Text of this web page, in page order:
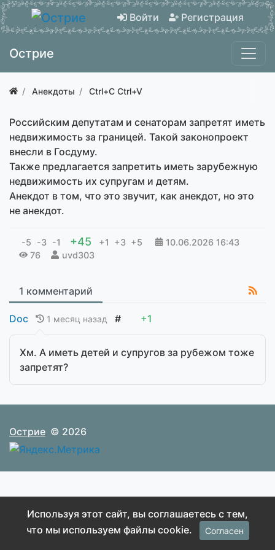
Войти Регистрация
Острие
Анекдоты Ctrl+C Ctrl+V
Российским депутатам и сенаторам запретят иметь
недвижимость за границей. Такой законопроект
внесли в Госдуму.
Также предлагается запретить иметь зарубежную
недвижимость их супругам и детям.
Анекдот в том, что это звучит, как анекдот, но это
не анекдот.
-5 -3 -1 +45 +1 +3 +5 10.06.2026 16:43
76
uvd303
1 комментарий
Doc 1 месяц назад # +1
Хм. А иметь детей и супругов за рубежом тоже
запретят?
Острие © 2026
Используя этот сайт, вы соглашаетесь с тем,
что мы используем файлы cookie.
Согласен